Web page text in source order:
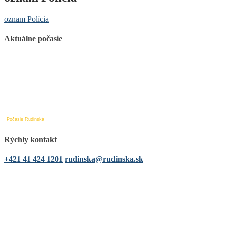
oznam Polícia
Aktuálne počasie
Počasie Rudinská
Rýchly kontakt
+421 41 424 1201 rudinska@rudinska.sk